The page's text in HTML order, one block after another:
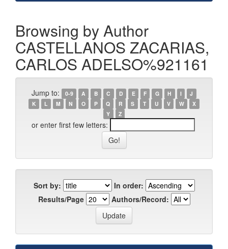
Browsing by Author
CASTELLANOS ZACARIAS,
CARLOS ADELSO%921161
Jump to: 0-9 A B C D E F G H I
J
K
L M N O P Q R S T U V W
X
Y
Z
or enter first few letters:
Sort by:
In order:
Results/Page
Authors/Record: